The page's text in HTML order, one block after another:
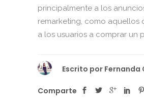
principalmente a los
remarketing, como aquellos
a los usuarios a comprar un
Escrito por Fernanda
Comparte